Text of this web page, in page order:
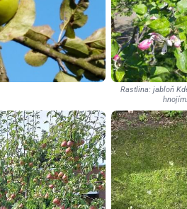
Rastlina: jabloň